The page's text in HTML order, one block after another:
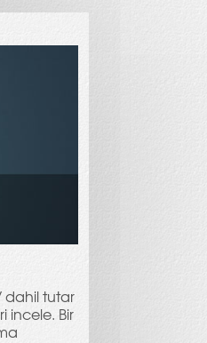
dahil tutar
incele. Bir